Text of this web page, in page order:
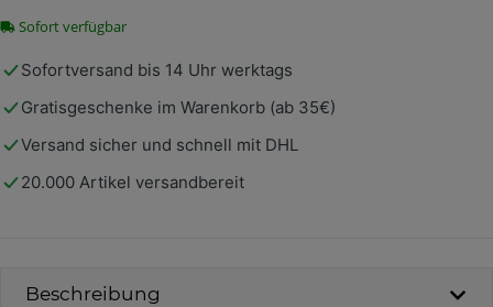
Sofort verfügbar
Sofortversand bis 14 Uhr werktags
Gratisgeschenke im Warenkorb (ab 35€)
Versand sicher und schnell mit DHL
20.000 Artikel versandbereit
Beschreibung